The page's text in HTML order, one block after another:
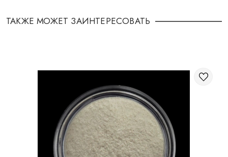
способом:
Международная доставка заказов
Вы можете заказать доставку заказа заграницу.
Доступные способы доставки международных посылок:
Международная доставка УкрПочтой; Международная
доставка Новой Почтой / Nova Post (Польша, Молдова,
ТАКЖЕ МОЖЕТ ЗАИНТЕРЕСОВАТЬ